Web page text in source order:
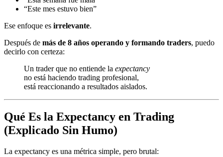
“Este mes estuvo bien”
Ese enfoque es irrelevante.
Después de más de 8 años operando y formando traders, puedo
decirlo con certeza:
Un trader que no entiende la expectancy
no está haciendo trading profesional,
está reaccionando a resultados aislados.
Qué Es la Expectancy en Trading
(Explicado Sin Humo)
La expectancy es una métrica simple, pero brutal: